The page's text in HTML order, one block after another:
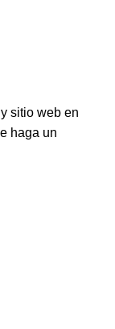
sitio web en
haga un